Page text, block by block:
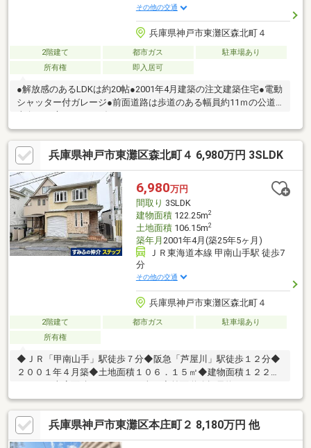
その他の交通
兵庫県神戸市東灘区森北町４
2階建て 都市ガス
駐車場あり
所有権
即入居可
●解放感のあるLDKは約20帖●2001年4月建築の注文建築住宅●電動
シャッター付ガレージ●前面道路は歩道のある幅員約11ｍの公道●
兵庫県神戸市東灘区森北町４ 6,980万円 3SLDK
6,980万円
間取り 3SLDK
建物面積122.25m2
土地面積106.15m2
築年月 2001年4月(築25年5ヶ月)
ＪＲ東海道本線 甲南山手駅 徒歩7
分
その他の交通
兵庫県神戸市東灘区森北町４
2階建て 都市ガス
駐車場あり
所有権
◆ＪＲ「甲南山手」駅徒歩７分◆阪急「芦屋川」駅徒歩１２分◆
２００１年４月築◆土地面積１０６．１５㎡◆建物面積１２２．
２５㎡（車庫面積１２．４２㎡含）◆前面道路幅員約１１．３ｍ
◆日当たり良好◆眺望良好◆シャッター付き車庫◆約２０．１帖
のＬＤＫ◆リビングは勾配天井
兵庫県神戸市東灘区本庄町２ 8,180万円 他